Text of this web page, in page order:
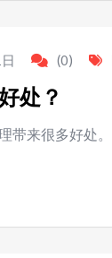
(0)
处？
带来很多好处